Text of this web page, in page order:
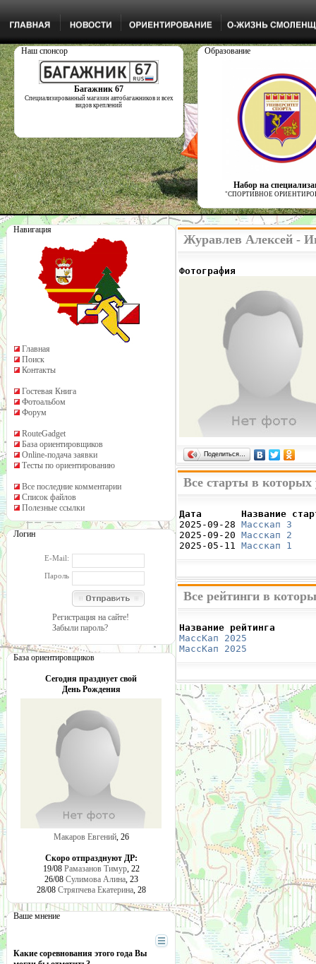
Наш спонсор
Багажник 67
Специализированный магазин автобагажников и всех
видов креплений
Образование
Набор на
"СПОРТИВНОЕ
Навигация
Главная
Поиск
Контакты
Гостевая Книга
Фотоальбом
Форум
RouteGadget
База ориентировщиков
Online-подача заявки
Тесты по ориентированию
Все последние комментарии
Список файлов
Полезные ссылки
Логин
E-Mail:
Пароль
Регистрация на сайте!
Забыли пароль?
База ориентировщиков
Сегодня празднует свой
День Рождения
Макаров Евгений, 26
Скоро отпразднуют ДР:
19/08 Рамазанов Тимур, 22
26/08 Сулимова Алина, 23
28/08 Стряпчева Екатерина, 28
Ваше мнение
Какие соревнования этого года Вы
Журавлев Алексей -
Фотография
Поделиться…
Все старты в
Дата       Название
2025-09-28 Масскап 3
2025-09-20 Масскап 2
2025-05-11 Масскап 1
Все рейтинги в
Название рейтинга
МассКап 2025
МассКап 2025